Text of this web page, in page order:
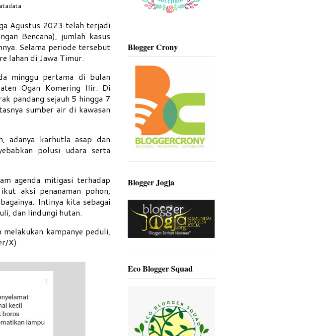
Agustus 2023 telah terjadi
Bencana), jumlah kasus
Selama periode tersebut
lahan di Jawa Timur.
minggu pertama di bulan
Ogan Komering Ilir. Di
pandang sejauh 5 hingga 7
sumber air di kawasan
adanya karhutla asap dan
polusi udara serta
agenda mitigasi terhadap
aksi penanaman pohon,
Intinya kita sebagai
dan lindungi hutan.
melakukan kampanye peduli,
X).
Blogger Crony
Blogger Jogja
Eco Blogger Squad